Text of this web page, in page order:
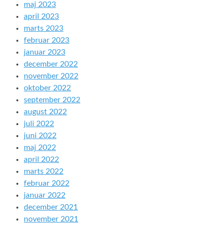
maj 2023
april 2023
marts 2023
februar 2023
januar 2023
december 2022
november 2022
oktober 2022
september 2022
august 2022
juli 2022
juni 2022
maj 2022
april 2022
marts 2022
februar 2022
januar 2022
december 2021
november 2021